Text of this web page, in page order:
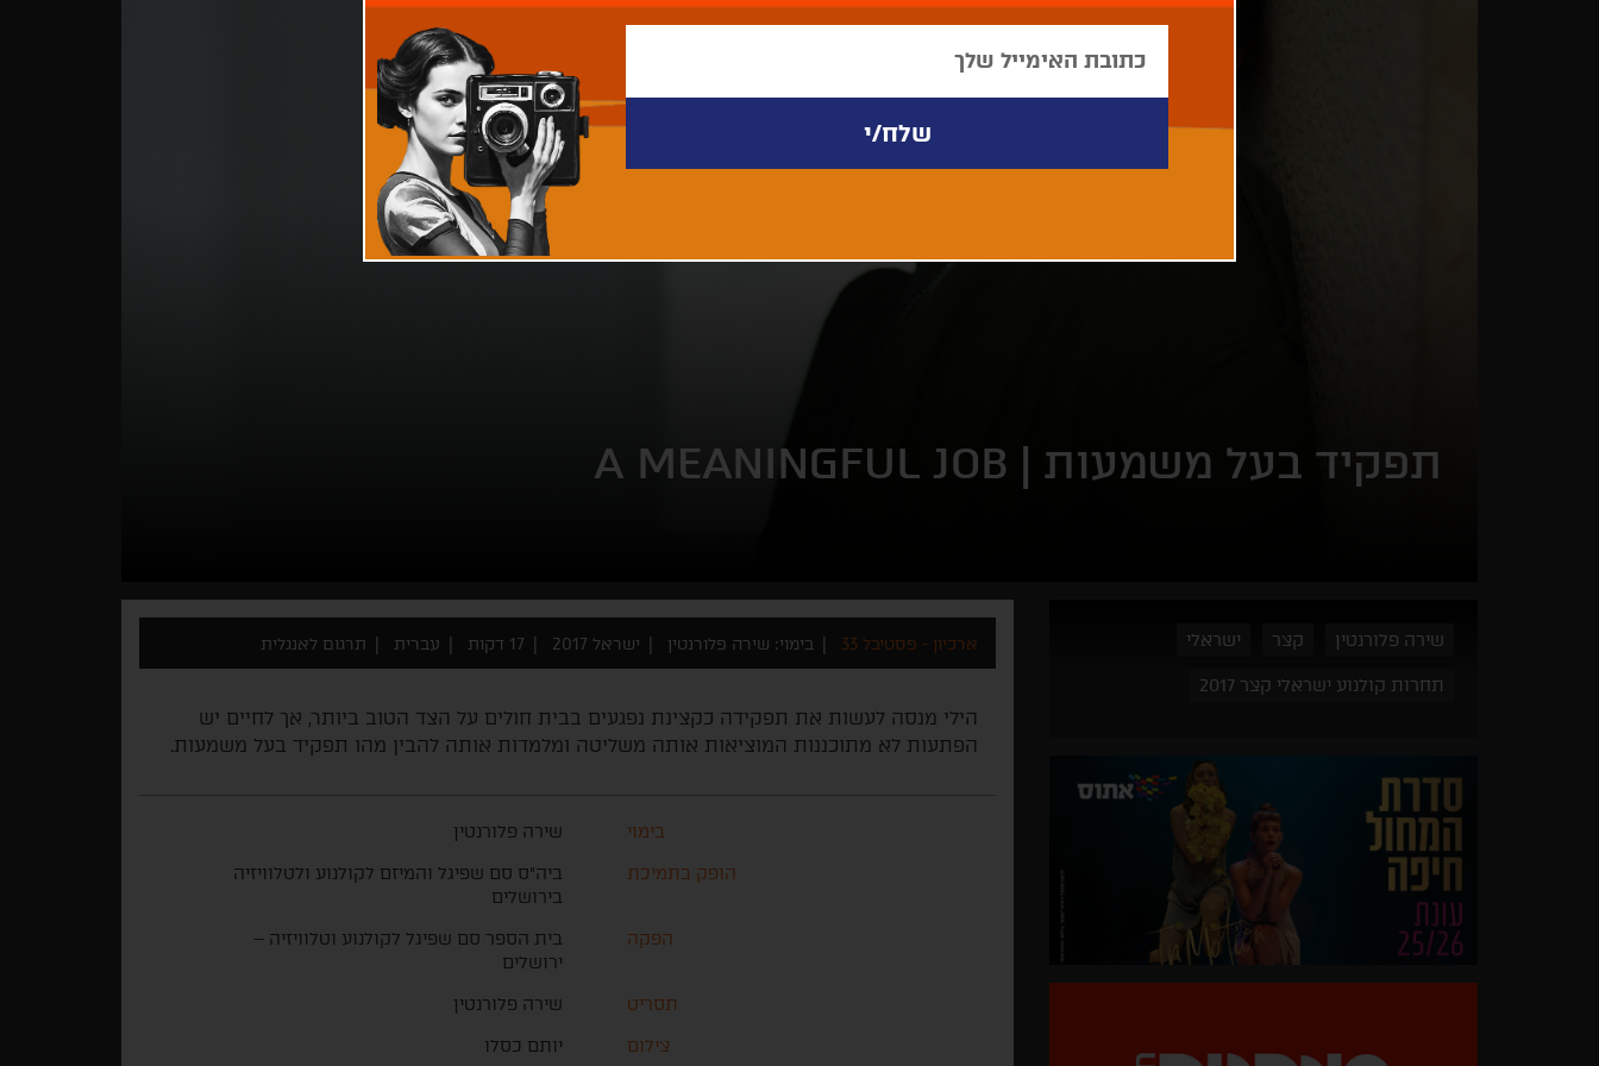
תפקיד בעל משמעות | A MEANINGFUL JOB
שירה פלורנטין קצר ישראלי
תחרות קולנוע ישראלי קצר 2017
ארכיון - פסטיבל 33 בימוי: שירה פלורנטין ישראל 2017 17 דקות עברית תרגום לאנגלית
הילי מנסה לעשות את תפקידה כקצינת נפגעים בבית חולים על הצד הטוב ביותר, אך לחיים יש
הפתעות לא מתוכננות המוציאות אותה משליטה ומלמדות אותה להבין מהו תפקיד בעל משמעות.
בימוי
שירה פלורנטין
הופק בתמיכת
ביה"ס סם שפיגל והמיזם לקולנוע ולטלוויזיה
בירושלים
הפקה
בית הספר סם שפיגל לקולנוע וטלוויזיה –
ירושלים
תסריט
שירה פלורנטין
צילום
יותם כסלו